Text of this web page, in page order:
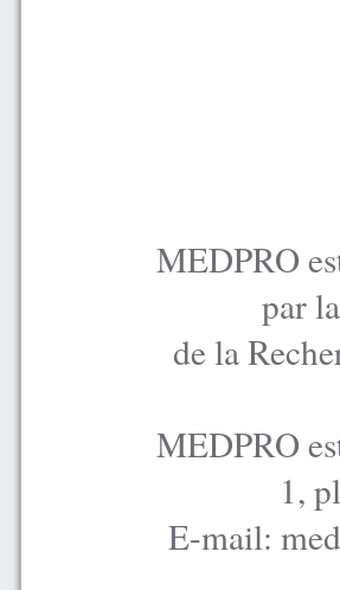
MEDPRO
par
de la
MEDPRO
1,
E-mail: